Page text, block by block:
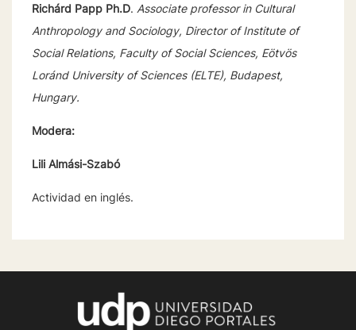
Richárd Papp Ph.D. Associate professor in Cultural
Anthropology and Sociology, Director of Institute of
Social Relations, Faculty of Social Sciences, Eötvös
Loránd University of Sciences (ELTE), Budapest,
Hungary.
Modera:
Lili Almási-Szabó
Actividad en inglés.